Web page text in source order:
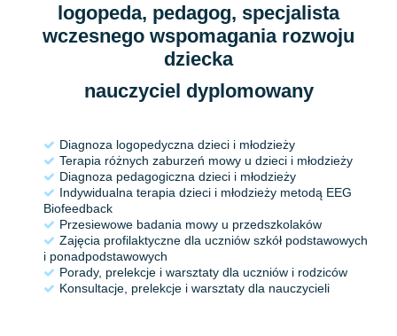
logopeda, pedagog, specjalista
wczesnego wspomagania rozwoju
dziecka
nauczyciel dyplomowany
Diagnoza logopedyczna dzieci i młodzieży
Terapia różnych zaburzeń mowy u dzieci i młodzieży
Diagnoza pedagogiczna dzieci i młodzieży
Indywidualna terapia dzieci i młodzieży metodą EEG
Biofeedback
Przesiewowe badania mowy u przedszkolaków
Zajęcia profilaktyczne dla uczniów szkół podstawowych
i ponadpodstawowych
Porady, prelekcje i warsztaty dla uczniów i rodziców
Konsultacje, prelekcje i warsztaty dla nauczycieli